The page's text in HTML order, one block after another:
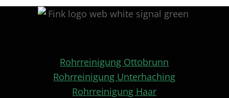
Rohrreinigung Ottobrunn
Rohrreinigung Unterhaching
Rohrreinigung Haar